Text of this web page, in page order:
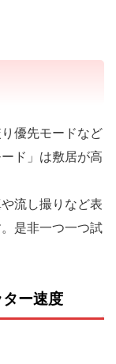
優先モードなど
ド」は敷居が高
流し撮りなど表
是非一つ一つ試
ー速度